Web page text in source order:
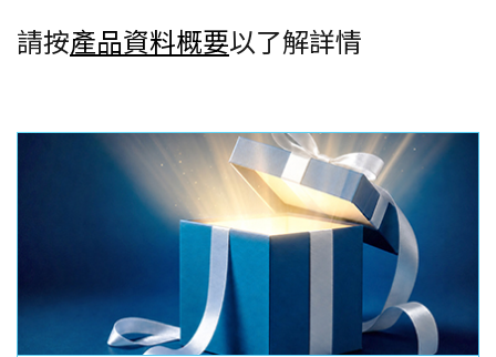
請按產品資料概要以了解詳情